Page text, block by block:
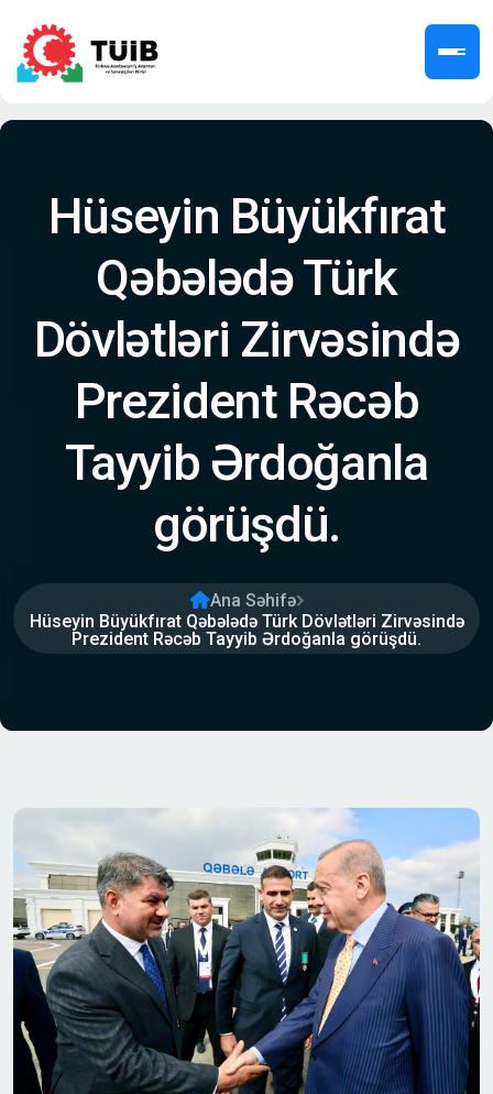
Hüseyin Büyükfırat
Qəbələdə Türk
Dövlətləri Zirvəsində
Prezident Rəcəb
Tayyib Ərdoğanla
görüşdü.
Ana Səhifə
Hüseyin Büyükfırat Qəbələdə Türk Dövlətləri Zirvəsində
Prezident Rəcəb Tayyib Ərdoğanla görüşdü.